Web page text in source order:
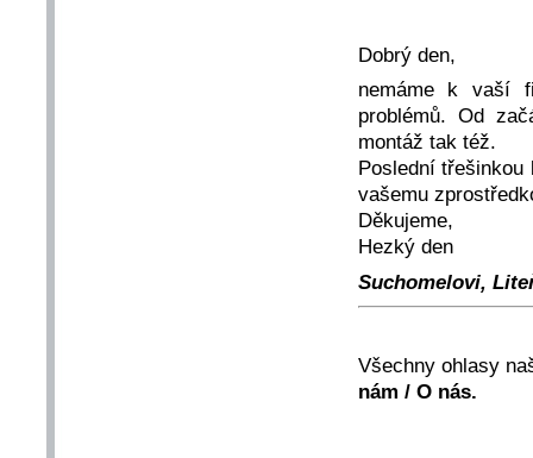
Dobrý den,
nemáme k vaší
problémů. Od
montáž tak též.
Poslední
vašemu
Děkujeme,
Hezký den
Suchomelovi,
Všechny ohlasy
nám / O nás.